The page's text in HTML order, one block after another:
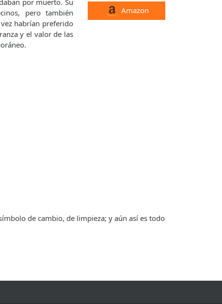
por muerto. Su
pero también
habrían preferido
y el valor de las
Amazon
de cambio, de limpieza; y aún así es todo